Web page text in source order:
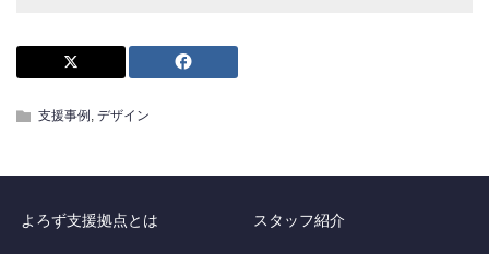
支援事例 デザイン
よろず支援拠点とは スタッフ紹介